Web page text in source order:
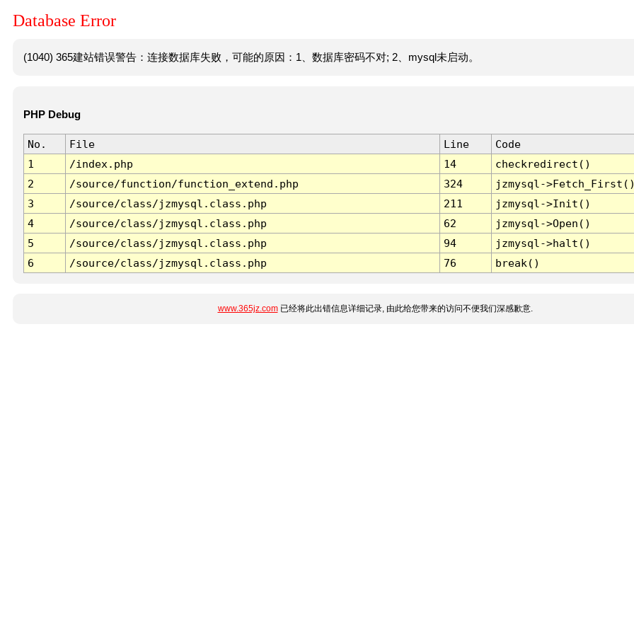
Database Error
(1040) 365建站错误警告：连接数据库失败，可能的原因：1、数据库密码不对; 2、mysql未启动。
PHP Debug
No. File Line
Code
1
/index.php 14
checkredirect()
2
/source/function/function_extend.php 324
jzmysql-
3
/source/class/jzmysql.class.php 211
jzmysql->Init()
4
/source/class/jzmysql.class.php 62
jzmysql->Open()
5
/source/class/jzmysql.class.php 94
jzmysql->halt()
6
/source/class/jzmysql.class.php 76 break()
www.365jz.com已经将此出错信息详细记录, 由此给您带来的访问不便我们深感歉意.